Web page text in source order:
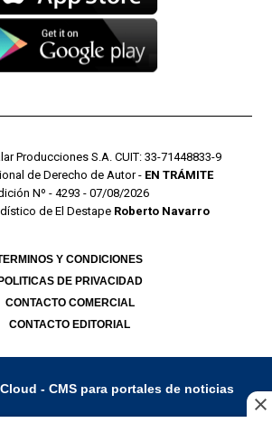
Producciones S.A. CUIT: 33-71448833-9
de Derecho de Autor - EN TRÁMITE
Nº - 4293 - 07/08/2026
de El Destape Roberto Navarro
Y CONDICIONES
POLITICAS DE PRIVACIDAD
CONTACTO COMERCIAL
CONTACTO EDITORIAL
- CMS para portales de noticias